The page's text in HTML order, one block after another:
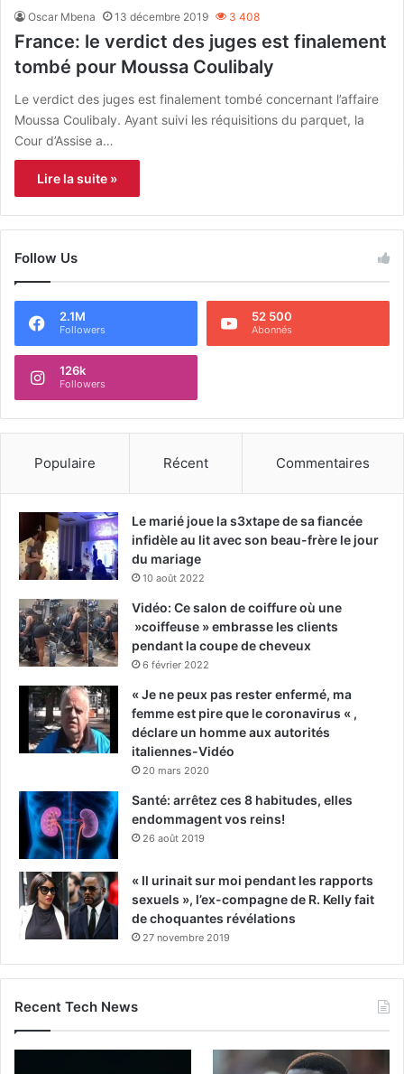
Oscar Mbena 13 décembre 2019 3 408
France: le verdict des juges est finalement
tombé pour Moussa Coulibaly
Le verdict des juges est finalement tombé concernant l’affaire
Moussa Coulibaly. Ayant suivi les réquisitions du parquet, la
Cour d’Assise a…
Lire la suite »
Follow Us
2.1M
Followers
52 500
Abonnés
126k
Followers
Populaire Récent Commentaires
Le marié joue la s3xtape de sa fiancée
infidèle au lit avec son beau-frère le jour
du mariage
10 août 2022
Vidéo: Ce salon de coiffure où une
»coiffeuse » embrasse les clients
pendant la coupe de cheveux
6 février 2022
« Je ne peux pas rester enfermé, ma
femme est pire que le coronavirus « ,
déclare un homme aux autorités
italiennes-Vidéo
20 mars 2020
Santé: arrêtez ces 8 habitudes, elles
endommagent vos reins!
26 août 2019
« Il urinait sur moi pendant les rapports
sexuels », l’ex-compagne de R. Kelly fait
de choquantes révélations
27 novembre 2019
Recent Tech News